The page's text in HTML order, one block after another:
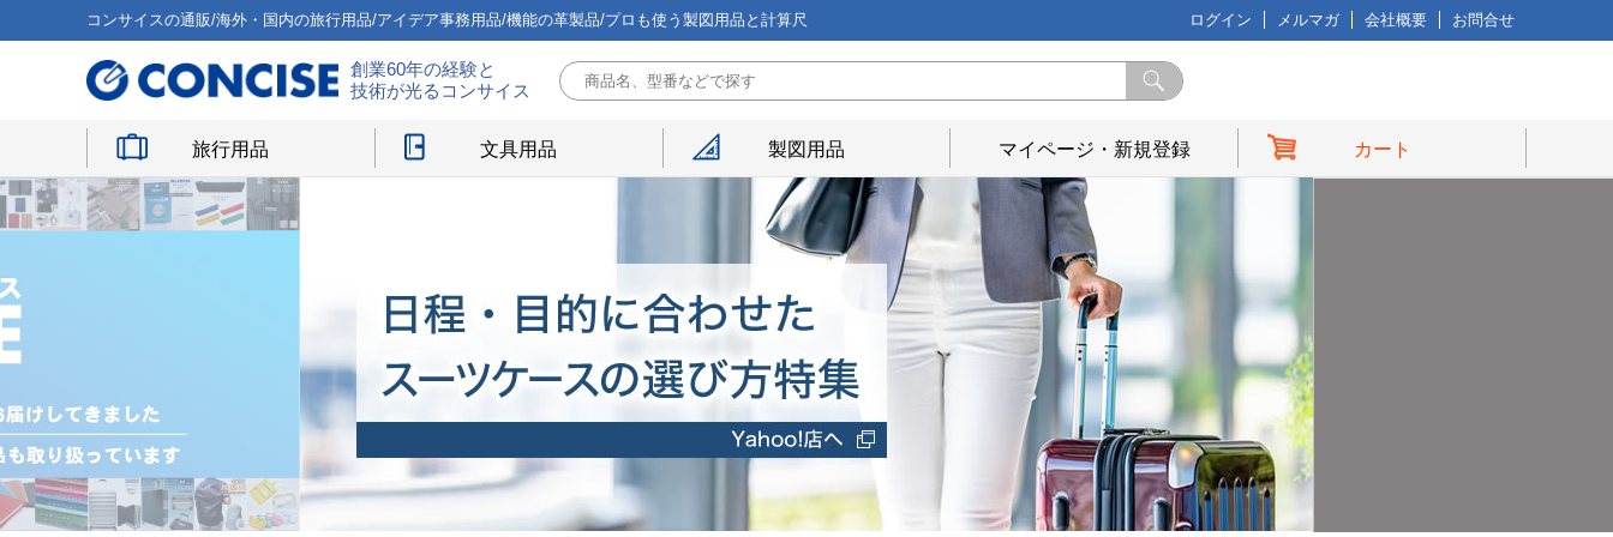
コンサイスの通販/海外・国内の旅行用品/アイデア事務用品/機能の革製品/プロも使う製図用品と計算尺 ログイン メルマガ 会社概要 お問合せ
創業60年の経験と
技術が光るコンサイス
旅行用品 文具用品 製図用品 マイページ・新規登録 カート